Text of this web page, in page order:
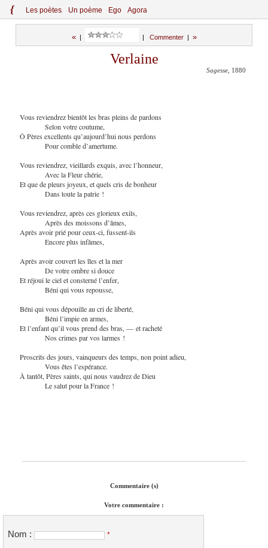
{ Les poètes Un poème Ego Agora
«| Commenter| »
Verlaine
Sagesse , 1880
Vous reviendrez bientôt les bras pleins de pardons
Selon votre coutume,
Ô Pères excellents qu’aujourd’hui nous perdons
Pour comble d’amertume.
Vous reviendrez, vieillards exquis, avec l’honneur,
Avec la Fleur chérie,
Et que de pleurs joyeux, et quels cris de bonheur
Dans toute la patrie !
Vous reviendrez, après ces glorieux exils,
Après des moissons d’âmes,
Après avoir prié pour ceux-ci, fussent-ils
Encore plus infâmes,
Après avoir couvert les îles et la mer
De votre ombre si douce
Et réjoui le ciel et consterné l’enfer,
Béni qui vous repousse,
Béni qui vous dépouille au cri de liberté,
Béni l’impie en armes,
Et l’enfant qu’il vous prend des bras, — et racheté
Nos crimes par vos larmes !
Proscrits des jours, vainqueurs des temps, non point adieu,
Vous êtes l’espérance.
À tantôt, Pères saints, qui nous vaudrez de Dieu
Le salut pour la France !
Commentaire (s)
Votre commentaire :
Nom : *